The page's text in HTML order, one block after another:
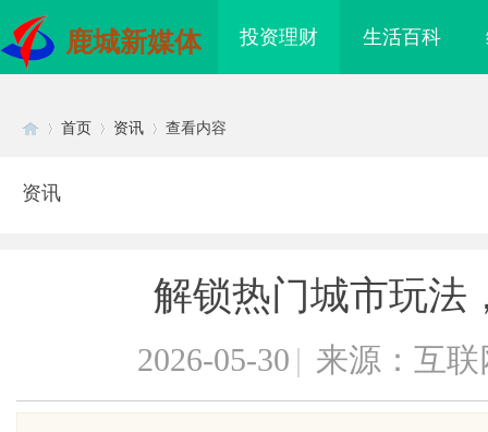
鹿城新媒体 投资理财 生活百科
首页 资讯 查看内容
资讯
解锁热门城市玩法
2026-05-30 | 来源：互联